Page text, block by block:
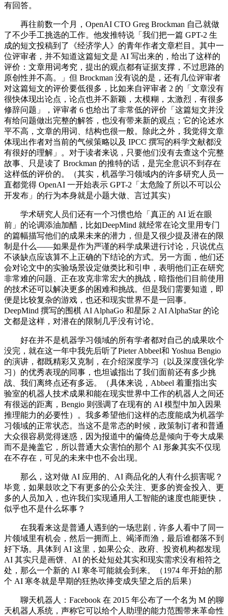
有回答。
再往前数一个月，OpenAI CTO Greg Brockman 自己就做
了不少手工挑选的工作。他发推特说「我们把一篇 GPT-2 生
成的短文投稿到了《经济学人》的青年作者文章栏目。其中一
位评审者，并不知道这篇短文是 AI 写出来的，给出了这样的
评价：文章用词考究，提出的观点都有证据支撑，不过思路的
原创性并不高。」但 Brockman 没有说的是，还有几位评审者
对这篇短文的评价要低很多，比如来自评审者 2 的「文章没有
很快体现出论点，论点也并不新颖，太模糊，太激烈，有很多
修辞问题」，评审者 6 也给出了非常低的评价「这篇短文并没
有给问题做出完整的解答，也没有带来新的观点；它的论述水
平不高，文章的用词、结构也很一般。除此之外，我觉得文章
体现出作者对当前的气候策略以及 IPCC 撰写的科学文献都没
有很好的理解」。对于读者来说，只要他们没有去查这个完整
故事、只是读了 Brockman 的推特的话，是完全意识不到存在
这样低的评价的。（其实，机器学习领域内的许多研究人员一
直都觉得 OpenAI 一开始表示 GPT-2「太危险了所以不可以公
开发布」的行为本身就是小题大做、言过其实）
学术研究人员们还有一个习惯也给「真正的 AI 近在眼
前」的论调添油加醋，比如DeepMind 就经常在论文里用专门
的篇幅描写他们的成果未来的潜力，但是又很少提及潜在的限
制是什么——如果是作为严谨的科学成果进行讨论，只说优点
不谈缺点应该算不上正确的下结论的方式。另一方面，他们还
会对论文中的实验场景设定做类比和引申，表明他们正在研究
非常难的问题、正在攻克非常宏大的挑战，暗指他们目前使用
的技术还可以解决更多的困难和挑战。但是我们需要知道，即
便是比较复杂的游戏，也还和现实世界不是一回事。
DeepMind 撰写的围棋 AI AlphaGo 和星际 2 AI AlphaStar 的论
文都是这样，对潜在的限制几乎没有讨论。
好在并不是机器学习领域的所有学者都对自己的成果吹个
没完，就在这一年中我先后听了Pieter Abbeel和 Yoshua Bengio
的演讲，都既精彩又克制，在介绍深度学习（以及深度强化学
习）的优秀表现的同事，也坦诚指出了我们面前还有多少挑
战、我们离终点还有多远。（具体来说，Abbeel 着重指出实
验室的机器人技术成果和能在现实世界中工作的机器人之间还
有很远的距离，Bengio 则强调了在现有的 AI 模型中加入因果
推理能力的必要性）。我多希望他们这样的态度能成为机器学
习领域的正常状态。当这不是常态的时候，政策制订者和普通
大众很容易觉得迷惑，因为报道中的偏倚总是倾向于夸大成果
而不是掩盖它，所以普通大众害怕的那个 AI 形象其实不仅现
在不存在，可见的未来中也不会出现。
那么，这对做 AI 应用的、AI 商品化的人有什么损害呢？
毕竟，如果鼓吹之下有更多的公众关注、更多的资金投入、更
多的人员加入，也许我们实现通用人工智能的速度也能更快，
似乎也不是什么坏事？
在我看来这是普通人遇到的一场悲剧，许多人看中了同一
片领域里有机会，然后一拥而上、竭泽而渔，最后谁都落不到
好下场。具体到 AI 这里，如果公众、政府、投资机构都发现
AI 其实只是画饼、AI 的长处短处其实和现实需求没有相符之
处，那么一个新的 AI 寒冬可能就会到来。（1974 年开始的那
个 AI 寒冬就是早期的狂热吹捧变成失望之后的后果）
聊天机器人：Facebook 在 2015 年公布了一个名为 M 的聊
天机器人系统，声称它可以给个人助理的能力范围带来革命性